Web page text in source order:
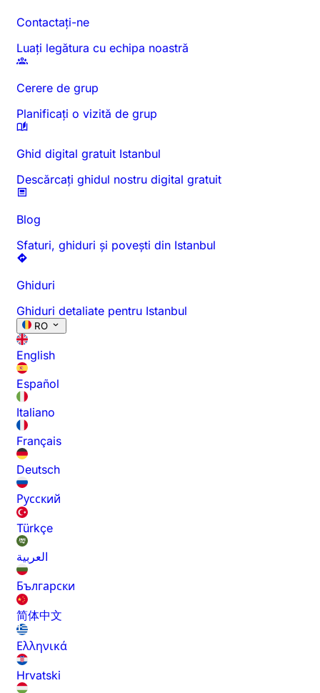
Contactați-ne
Luați legătura cu echipa noastră
Cerere de grup
Planificați o vizită de grup
Ghid digital gratuit Istanbul
Descărcați ghidul nostru digital gratuit
Blog
Sfaturi, ghiduri și povești din Istanbul
Ghiduri
Ghiduri detaliate pentru Istanbul
RO
English
Español
Italiano
Français
Deutsch
Русский
Türkçe
العربية
Български
简体中文
Ελληνικά
Hrvatski